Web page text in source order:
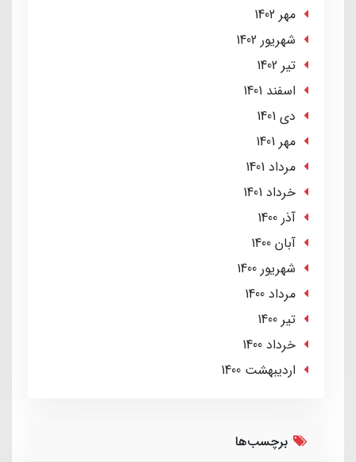
مهر 1402
شهریور 1402
تير 1402
اسفند 1401
دی 1401
مهر 1401
مرداد 1401
خرداد 1401
آذر 1400
آبان 1400
شهریور 1400
مرداد 1400
تير 1400
خرداد 1400
ارديبهشت 1400
برچسب‌ها